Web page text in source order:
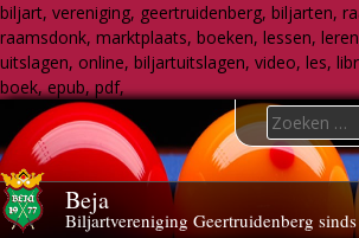
biljart, vereniging, geertruidenberg, biljarten,
raamsdonk, marktplaats, boeken, lessen,
uitslagen, online, biljartuitslagen, video, les,
boek, epub, pdf,
to
content
Beja
Biljartvereniging Geertruidenberg
Search
for: